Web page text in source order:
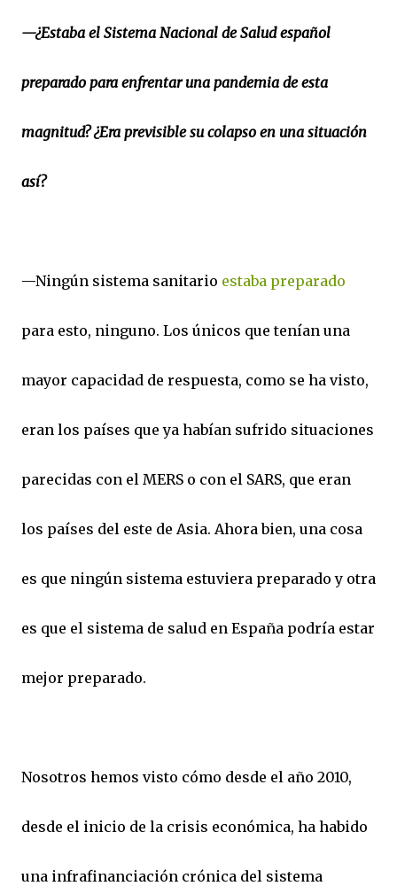
—¿Estaba el Sistema Nacional de Salud español
preparado para enfrentar una pandemia de esta
magnitud? ¿Era previsible su colapso en una situación
así?
—Ningún sistema sanitario estaba preparado
para esto, ninguno. Los únicos que tenían una
mayor capacidad de respuesta, como se ha visto,
eran los países que ya habían sufrido situaciones
parecidas con el MERS o con el SARS, que eran
los países del este de Asia. Ahora bien, una cosa
es que ningún sistema estuviera preparado y otra
es que el sistema de salud en España podría estar
mejor preparado.
Nosotros hemos visto cómo desde el año 2010,
desde el inicio de la crisis económica, ha habido
una infrafinanciación crónica del sistema